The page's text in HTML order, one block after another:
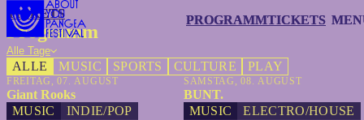
PROGRAMM
PROGRAMMTICKETS
TICKETS
TICKETS
TICKETS
Programm
Alle Tage
ALLE MUSIC SPORTS CULTURE PLAY
FREITAG, 07. AUGUST
Giant Rooks
MUSIC
INDIE/POP
SAMSTAG, 08. AUGUST
BUNT.
MUSIC
ELECTRO/HOUSE